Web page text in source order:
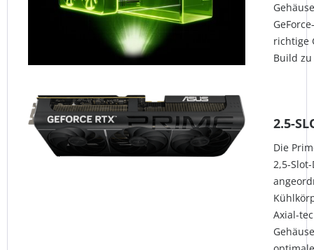
richtige
Build
2.5-
Die
2,5-
Axial-